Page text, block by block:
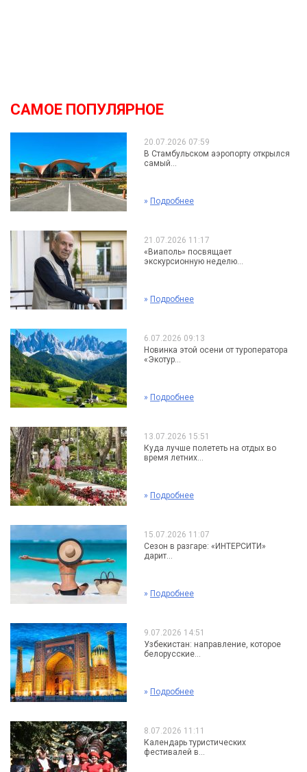
САМОЕ ПОПУЛЯРНОЕ
20.07.2026 07:59
В Стамбульском аэропорту открылся
самый...
» Подробнее
21.07.2026 11:17
«Виаполь» посвящает
экскурсионную неделю...
» Подробнее
6.07.2026 09:13
Новинка этой осени от туроператора
«Экотур...
» Подробнее
13.07.2026 15:51
Куда лучше полететь на отдых во
время летних...
» Подробнее
15.07.2026 11:07
Сезон в разгаре: «ИНТЕРСИТИ»
дарит...
» Подробнее
9.07.2026 14:51
Узбекистан: направление, которое
белорусские...
» Подробнее
8.07.2026 11:11
Календарь туристических
фестивалей в...